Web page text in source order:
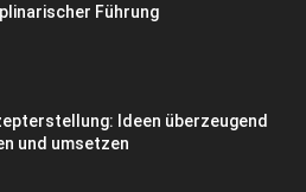
Führung
Ideen überzeugend
und umsetzen